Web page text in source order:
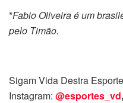
*Fabio Oliveira é um
pelo Timão.
Sigam Vida Destra
Instagram: @esportes_vd,